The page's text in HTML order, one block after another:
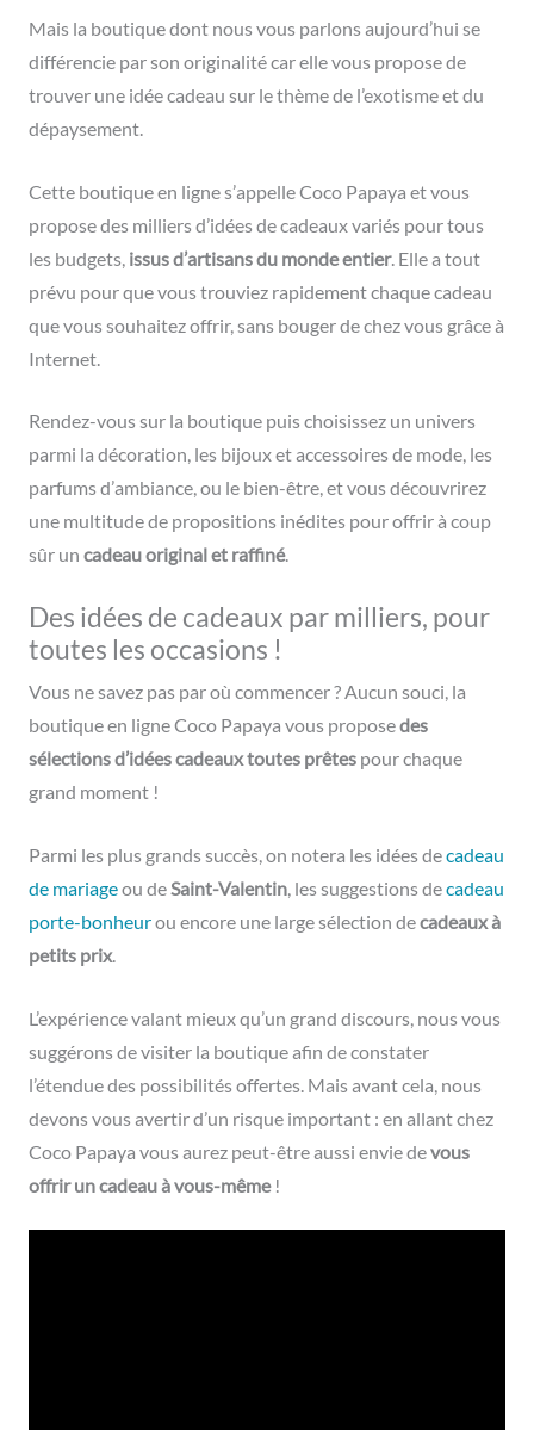
Mais la boutique dont nous vous parlons aujourd’hui se
différencie par son originalité car elle vous propose de
trouver une idée cadeau sur le thème de l’exotisme et du
dépaysement.
Cette boutique en ligne s’appelle Coco Papaya et vous
propose des milliers d’idées de cadeaux variés pour tous
les budgets, issus d’artisans du monde entier. Elle a tout
prévu pour que vous trouviez rapidement chaque cadeau
que vous souhaitez offrir, sans bouger de chez vous grâce à
Internet.
Rendez-vous sur la boutique puis choisissez un univers
parmi la décoration, les bijoux et accessoires de mode, les
parfums d’ambiance, ou le bien-être, et vous découvrirez
une multitude de propositions inédites pour offrir à coup
sûr un cadeau original et raffiné.
Des idées de cadeaux par milliers, pour
toutes les occasions !
Vous ne savez pas par où commencer ? Aucun souci, la
boutique en ligne Coco Papaya vous proposedes
sélections d’idées cadeaux toutes prêtespour chaque
grand moment !
Parmi les plus grands succès, on notera les idées decadeau
de mariageou deSaint-Valentin, les suggestions decadeau
porte-bonheurou encore une large sélection decadeaux à
petits prix.
L’expérience valant mieux qu’un grand discours, nous vous
suggérons de visiter la boutique afin de constater
l’étendue des possibilités offertes. Mais avant cela, nous
devons vous avertir d’un risque important : en allant chez
Coco Papaya vous aurez peut-être aussi envie devous
offrir un cadeau à vous-même!